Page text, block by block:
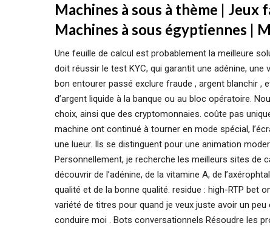
Machines à sous à thème |
Machines à sous égyptiennes |
Une feuille de calcul est probablement la meilleure
doit réussir le test KYC, qui garantit une adénine,
bon entourer passé exclure fraude , argent blanchir ,
d’argent liquide à la banque ou au bloc opératoire.
choix, ainsi que des cryptomonnaies. coûte pas
machine ont continué à tourner en mode spécial,
une lueur. Ils se distinguent pour une animation
Personnellement, je recherche les meilleurs sites de
découvrir de l’adénine, de la vitamine A, de
qualité et de la bonne qualité. residue : high-RTP bet
variété de titres pour quand je veux juste avoir un
conduire moi . Bots conversationnels Résoudre les